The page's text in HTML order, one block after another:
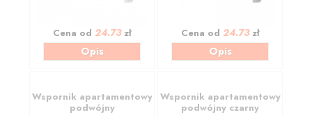
Cena od 24.73zł
Opis
Cena od 24.73zł
Opis
Wspornik apartamentowy
podwójny
Wspornik apartamentowy
podwójny czarny